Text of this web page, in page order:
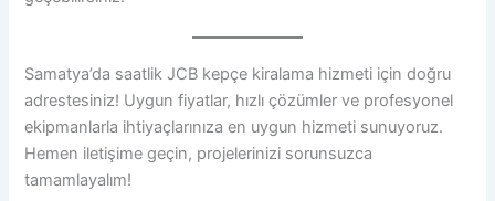
Samatya’da saatlik JCB kepçe kiralama hizmeti için doğru
adrestesiniz! Uygun fiyatlar, hızlı çözümler ve profesyonel
ekipmanlarla ihtiyaçlarınıza en uygun hizmeti sunuyoruz.
Hemen iletişime geçin, projelerinizi sorunsuzca
tamamlayalım!